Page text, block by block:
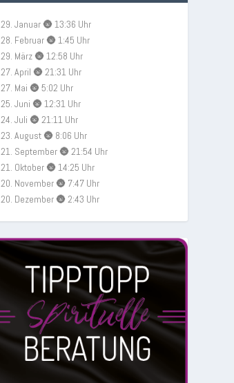
29. Januar 🌚 13:36 Uhr
28. Februar 🌚 1:45 Uhr
29. März 🌚 12:58 Uhr
27. April 🌚 21:31 Uhr
27. Mai 🌚 5:02 Uhr
25. Juni 🌚 12:31 Uhr
24. Juli 🌚 21:11 Uhr
23. August 🌚 8:06 Uhr
21. September 🌚 21:54 Uhr
21. Oktober 🌚 14:25 Uhr
20. November 🌚 7:47 Uhr
20. Dezember 🌚 2:43 Uhr